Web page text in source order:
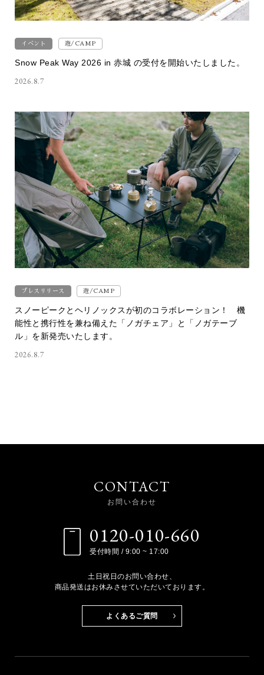
イベント 遊/CAMP
Snow Peak Way 2026 in 赤城 の受付を開始いたしました。
2026.8.7
プレスリリース 遊/CAMP
スノーピークとヘリノックスが初のコラボレーション！ 機
能性と携行性を兼ね備えた「ノガチェア」と「ノガテーブ
ル」を新発売いたします。
2026.8.7
CONTACT
お問い合わせ
0120-010-660
受付時間 / 9:00 ~ 17:00
土日祝日のお問い合わせ、
商品発送はお休みさせていただいております。
よくあるご質問